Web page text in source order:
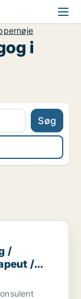
i
Søg
/
/
/